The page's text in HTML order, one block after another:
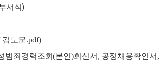
서식)
김노문.pdf)
범죄경력조회 (본인)회신서 , 공정채용확인서 ,